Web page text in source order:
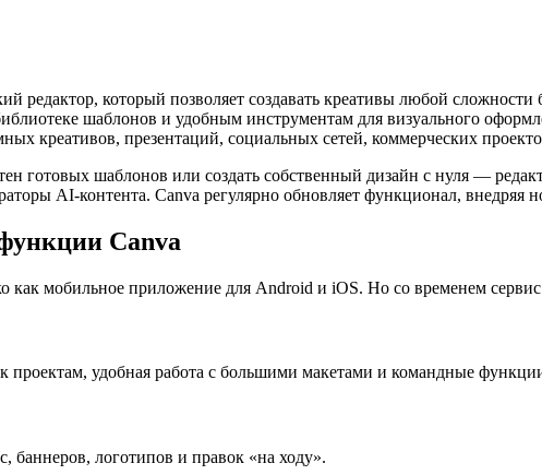
редактор, который позволяет создавать креативы любой
шаблонов и удобным инструментам для визуального
креативов, презентаций, социальных сетей, коммерческих
готовых шаблонов или создать собственный дизайн с нуля —
AI-контента. Canva регулярно обновляет функционал,
Canva
как мобильное приложение для Android и iOS. Но со временем
удобная работа с большими макетами и командные
баннеров, логотипов и правок «на ходу».